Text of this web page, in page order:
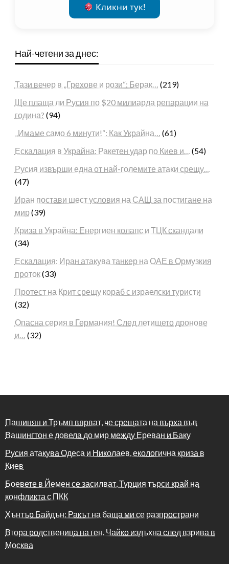
Кликни тук!
Най-четени за днес:
Тази вечер в „Грехове и рози“: Берак… (219)
Ще плаща ли Русия по $20 милиарда репарации на
година? (94)
„Имаме само 6 минути!“: Как Украйна… (61)
Ескалация в Украйна: Ракетен удар по Киев и… (54)
Русия извърши една от най-големите атаки срещу…
(47)
Иран постави шест условия на САЩ за постигане на
мир (39)
Криза в Украйна: Енергиен колапс и ТЦК скандали
(34)
Ескалация: Иран атакува танкер на ОАЕ в Ормузкия
проток(33)
Протест на Крит срещу кораб с израелски туристи
(32)
Опасна серия в Германия! След летището дронове
и… (32)
Пашинян и Тръмп вярват, че срещата на върха във
Вашингтон е довела до мир между Ереван и Баку
Русия атакува Одеса и Николаев, екологична криза в
Киев
Боевете в Йемен се засилват, Турция търси край на
конфликта с ПКК
Хънтър Байдън: Ракът на баща ми се разпространи
Втора родственица на ген. Чайко издъхна след взрива в
Москва